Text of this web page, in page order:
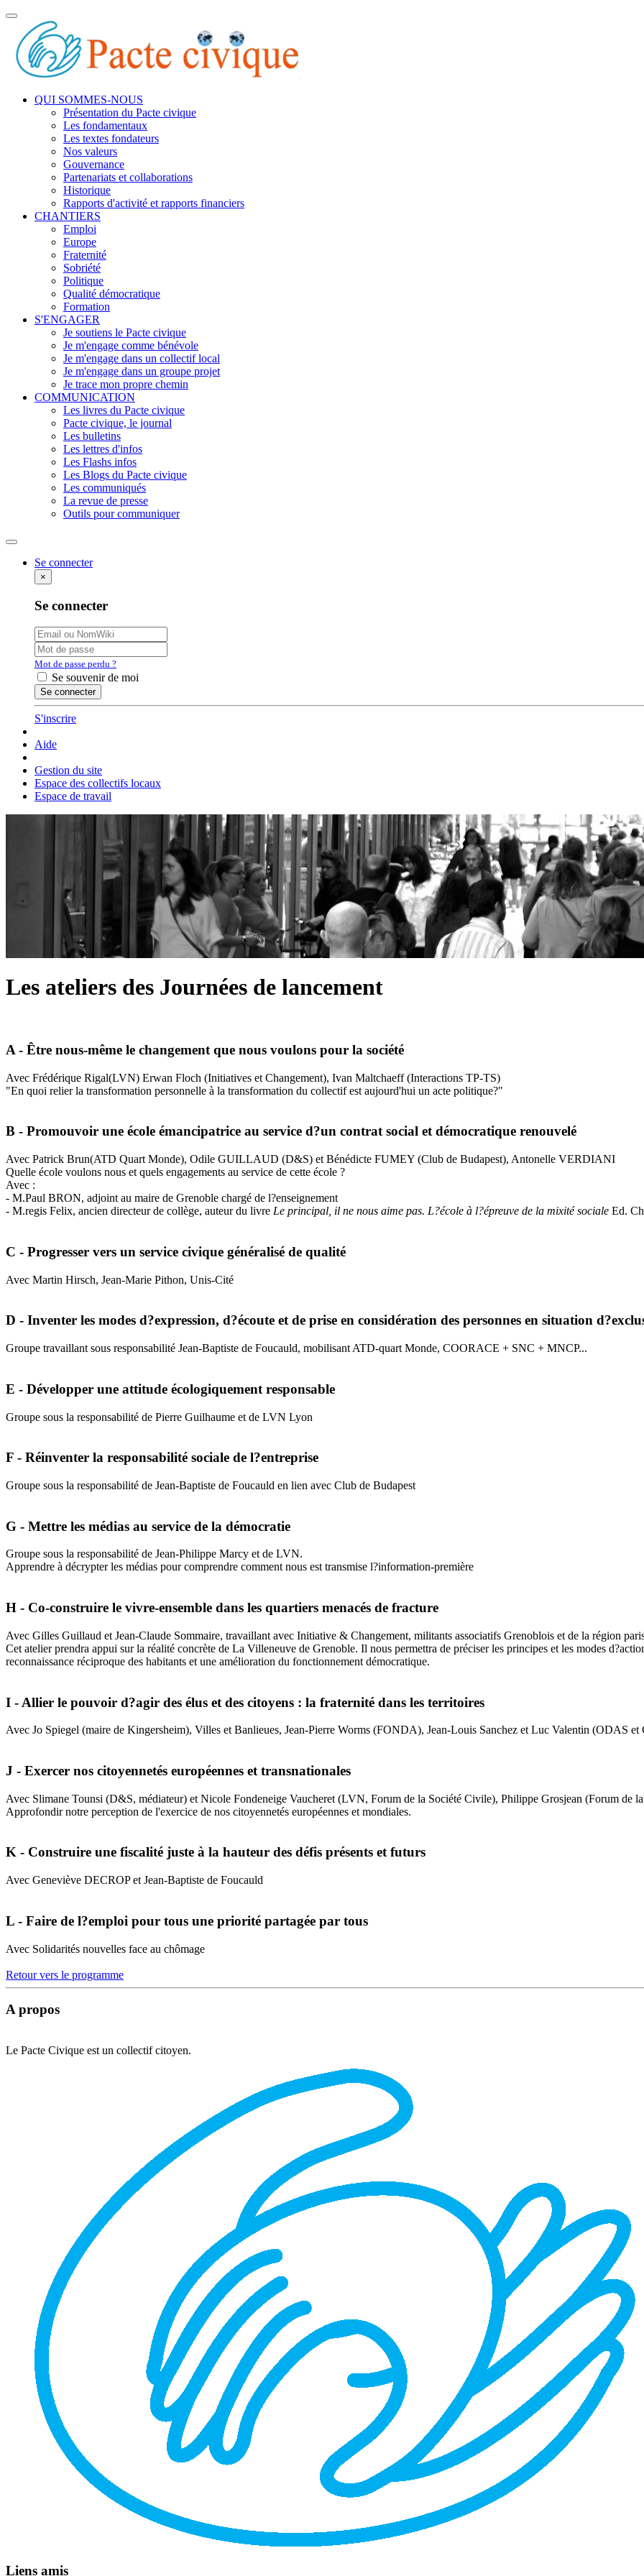
Toggle
navigation
QUI SOMMES-NOUS
Présentation du Pacte civique
Les fondamentaux
Les textes fondateurs
Nos valeurs
Gouvernance
Partenariats et collaborations
Historique
Rapports d'activité et rapports financiers
CHANTIERS
Emploi
Europe
Fraternité
Sobriété
Politique
Qualité démocratique
Formation
S'ENGAGER
Je soutiens le Pacte civique
Je m'engage comme bénévole
Je m'engage dans un collectif local
Je m'engage dans un groupe projet
Je trace mon propre chemin
COMMUNICATION
Les livres du Pacte civique
Pacte civique, le journal
Les bulletins
Les lettres d'infos
Les Flashs infos
Les Blogs du Pacte civique
Les communiqués
La revue de presse
Outils pour communiquer
Rechercher
Se connecter
×
Se connecter
Mot de passe perdu ?
Se souvenir de moi
S'inscrire
Aide
Gestion du site
Espace des collectifs locaux
Espace de travail
Les ateliers des Journées de lancement
A - Être nous-même le changement que nous voulons pour la société
Avec Frédérique Rigal(LVN) Erwan Floch (Initiatives et Changement), Ivan Maltchaeff (Interactions TP-TS)
"En quoi relier la transformation personnelle à la transformation du collectif est aujourd'hui un acte politique?"
B - Promouvoir une école émancipatrice au service d?un contrat social et démocratique renouvelé
Avec Patrick Brun(ATD Quart Monde), Odile GUILLAUD (D&S) et Bénédicte FUMEY (Club de Budapest), Antonelle VERDIANI
Quelle école voulons nous et quels engagements au service de cette école ?
Avec :
- M.Paul BRON, adjoint au maire de Grenoble chargé de l?enseignement
- M.regis Felix, ancien directeur de collège, auteur du livre Le principal, il ne nous aime pas. L?école à l?épreuve de la mixité sociale Ed.
C - Progresser vers un service civique généralisé de qualité
Avec Martin Hirsch, Jean-Marie Pithon, Unis-Cité
D - Inventer les modes d?expression, d?écoute et de prise en considération des personnes en situation
Groupe travaillant sous responsabilité Jean-Baptiste de Foucauld, mobilisant ATD-quart Monde, COORACE + SNC + MNCP...
E - Développer une attitude écologiquement responsable
Groupe sous la responsabilité de Pierre Guilhaume et de LVN Lyon
F - Réinventer la responsabilité sociale de l?entreprise
Groupe sous la responsabilité de Jean-Baptiste de Foucauld en lien avec Club de Budapest
G - Mettre les médias au service de la démocratie
Groupe sous la responsabilité de Jean-Philippe Marcy et de LVN.
Apprendre à décrypter les médias pour comprendre comment nous est transmise l?information-première
H - Co-construire le vivre-ensemble dans les quartiers menacés de fracture
Avec Gilles Guillaud et Jean-Claude Sommaire, travaillant avec Initiative & Changement, militants associatifs Grenoblois et de la région
Cet atelier prendra appui sur la réalité concrète de La Villeneuve de Grenoble. Il nous permettra de préciser les principes et les modes
reconnaissance réciproque des habitants et une amélioration du fonctionnement démocratique.
I - Allier le pouvoir d?agir des élus et des citoyens : la fraternité dans les territoires
Avec Jo Spiegel (maire de Kingersheim), Villes et Banlieues, Jean-Pierre Worms (FONDA), Jean-Louis Sanchez et Luc Valentin (ODAS
J - Exercer nos citoyennetés européennes et transnationales
Avec Slimane Tounsi (D&S, médiateur) et Nicole Fondeneige Vaucheret (LVN, Forum de la Société Civile), Philippe Grosjean (Forum de
Approfondir notre perception de l'exercice de nos citoyennetés européennes et mondiales.
K - Construire une fiscalité juste à la hauteur des défis présents et futurs
Avec Geneviève DECROP et Jean-Baptiste de Foucauld
L - Faire de l?emploi pour tous une priorité partagée par tous
Avec Solidarités nouvelles face au chômage
Retour vers le programme
A propos
Le Pacte Civique est un collectif citoyen.
Liens amis